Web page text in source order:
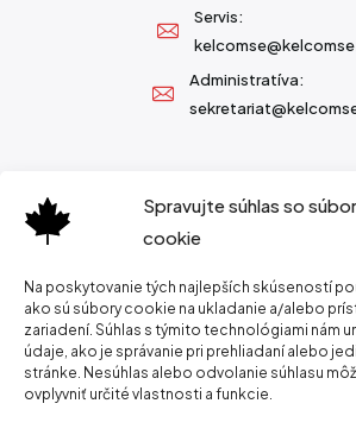
Spravujte súhlas so
cookie
Na poskytovanie tých najlepších skúseností
ako sú súbory cookie na ukladanie a/alebo
zariadení. Súhlas s týmito technológiami nám
údaje, ako je správanie pri prehliadaní alebo
stránke. Nesúhlas alebo odvolanie súhlasu
ovplyvniť určité vlastnosti a funkcie.
Servis:
Administratíva: